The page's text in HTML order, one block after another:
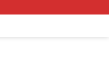
5 Agustus: 6 Rekor yang